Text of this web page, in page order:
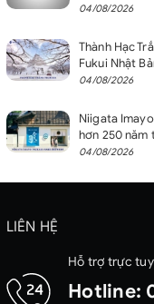
04/08/2026
Thành Hạc
Fukui Nhật
04/08/2026
Niigata
hơn 250 năm
04/08/2026
LIÊN HỆ
Hỗ trợ trực
Hotline: